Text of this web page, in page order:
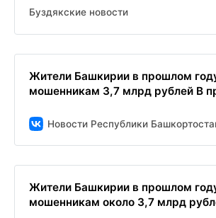
Буздякские новости
Жители Башкирии в прошлом
мошенникам 3,7 млрд рублей В
Новости Республики
Жители Башкирии в прошлом
мошенникам около 3,7 млрд